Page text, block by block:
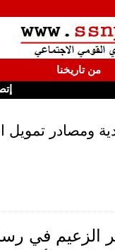
من تاريخنا
ومصادر تمويل
الزعيم في